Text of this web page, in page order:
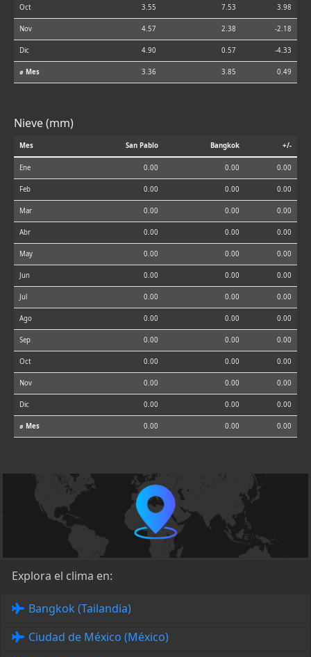
Oct 3.55 7.53 3.98
Nov 4.57 2.38 -2.18
Dic 4.90 0.57 -4.33
⌀ Mes 3.36 3.85 0.49
Nieve (mm)
Mes San Pablo Bangkok +/-
Ene 0.00 0.00 0.00
Feb 0.00 0.00 0.00
Mar 0.00 0.00 0.00
Abr 0.00 0.00 0.00
May 0.00 0.00 0.00
Jun 0.00 0.00 0.00
Jul 0.00 0.00 0.00
Ago 0.00 0.00 0.00
Sep 0.00 0.00 0.00
Oct 0.00 0.00 0.00
Nov 0.00 0.00 0.00
Dic 0.00 0.00 0.00
⌀ Mes 0.00 0.00 0.00
Explora el clima en:
Bangkok (Tailandia)
Ciudad de México (México)